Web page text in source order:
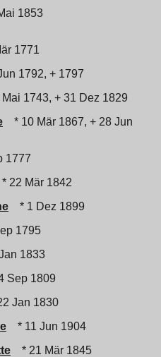
1853
1771
1792, + 1797
Mai 1743, + 31 Dez 1829
* 10 Mär 1867, + 28 Jun
1777
* 22 Mär 1842
* 1 Dez 1899
1795
1833
Sep 1809
Jan 1830
* 11 Jun 1904
* 21 Mär 1845